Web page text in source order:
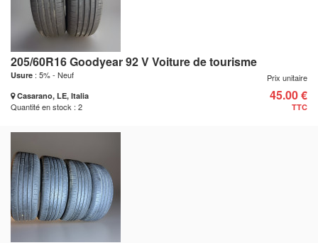
205/60R16 Goodyear 92 V Voiture de tourisme
Usure : 5% - Neuf
Casarano, LE, Italia
Quantité en stock : 2
Prix unitaire
45.00 €
TTC